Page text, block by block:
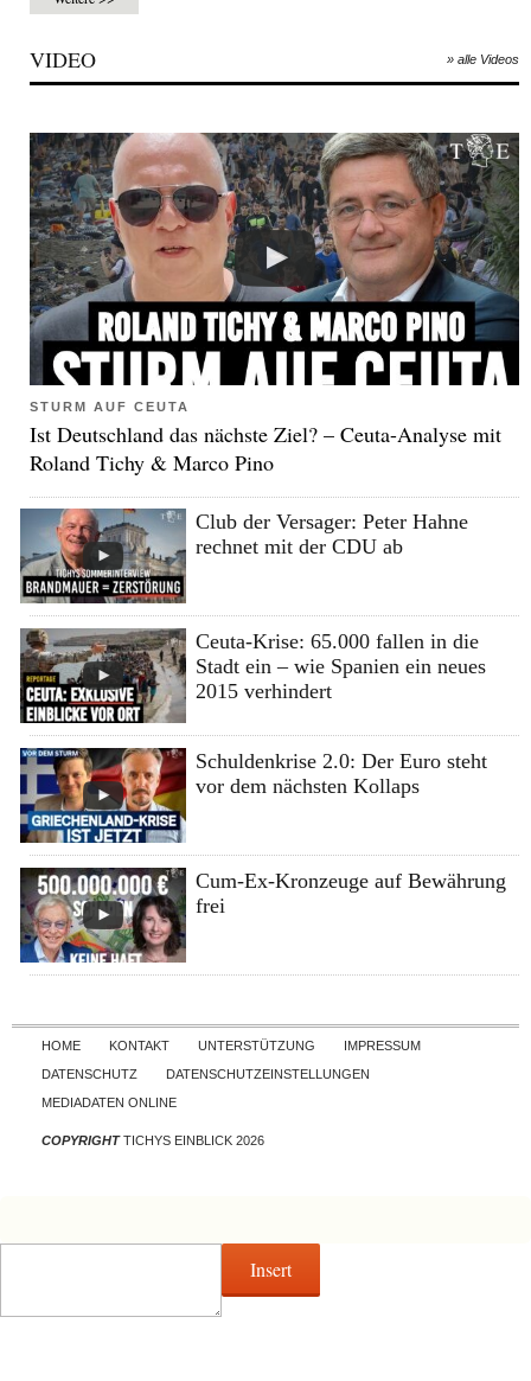
VIDEO » alle Videos
STURM AUF CEUTA
Ist Deutschland das nächste Ziel? – Ceuta-Analyse mit
Roland Tichy & Marco Pino
Club der Versager: Peter Hahne
rechnet mit der CDU ab
Ceuta-Krise: 65.000 fallen in die
Stadt ein – wie Spanien ein neues
2015 verhindert
Schuldenkrise 2.0: Der Euro steht
vor dem nächsten Kollaps
Cum-Ex-Kronzeuge auf Bewährung
frei
Skip to content
HOME KONTAKT UNTERSTÜTZUNG
IMPRESSUM
DATENSCHUTZ
DATENSCHUTZEINSTELLUNGEN
MEDIADATEN ONLINE
COPYRIGHTTICHYS EINBLICK 2026
Insert